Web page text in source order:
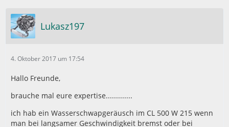
Lukasz197
4. Oktober 2017 um 17:54
Hallo Freunde,
brauche mal eure expertise.............
ich hab ein Wasserschwapgeräusch im CL 500 W 215 wenn
man bei langsamer Geschwindigkeit bremst oder bei